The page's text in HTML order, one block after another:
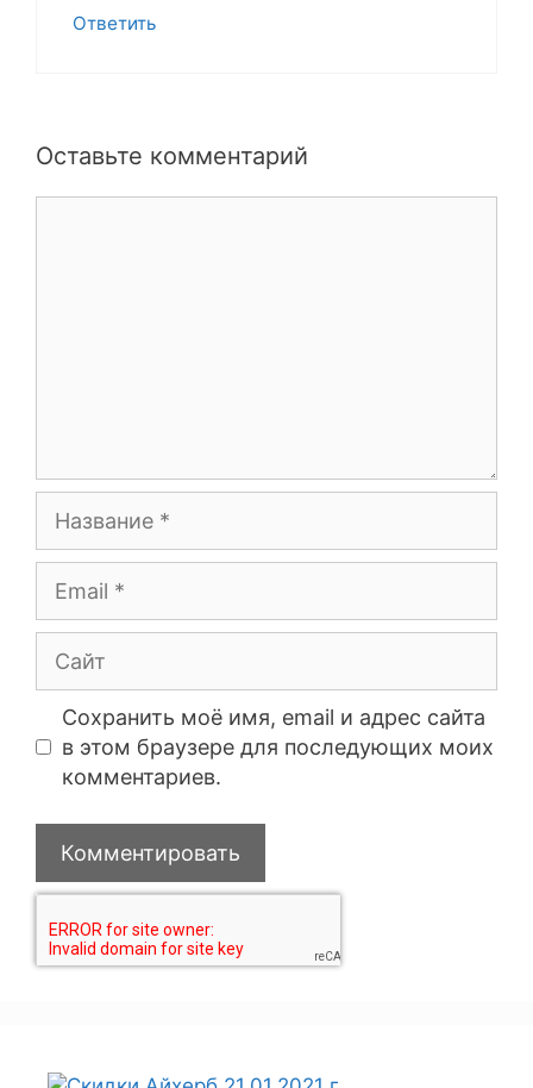
Ответить
Оставьте комментарий
Сохранить моё имя, email и адрес сайта
в этом браузере для последующих моих
комментариев.